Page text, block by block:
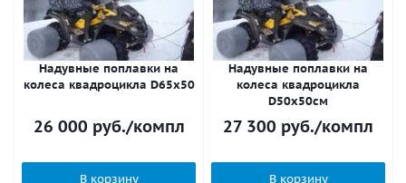
Надувные поплавки на
колеса квадроцикла D65х50
26 000 руб./компл
В корзину
Надувные поплавки на
колеса квадроцикла
D50х50см
27 300 руб./компл
В корзину